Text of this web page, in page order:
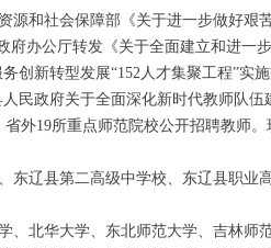
源和社会保障部《关于进一步做好
府办公厅转发《关于全面建立和进
务创新转型发展“152人才集聚工程”
民政府关于全面深化新时代教师队
外19所重点师范院校公开招聘教师。
辽县第二高级中学校、东辽县职业高
北华大学、东北师范大学、吉林师